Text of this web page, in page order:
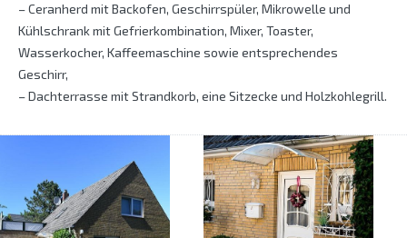
– Ceranherd mit Backofen, Geschirrspüler, Mikrowelle und
Kühlschrank mit Gefrierkombination, Mixer, Toaster,
Wasserkocher, Kaffeemaschine sowie entsprechendes
Geschirr,
– Dachterrasse mit Strandkorb, eine Sitzecke und Holzkohlegrill.